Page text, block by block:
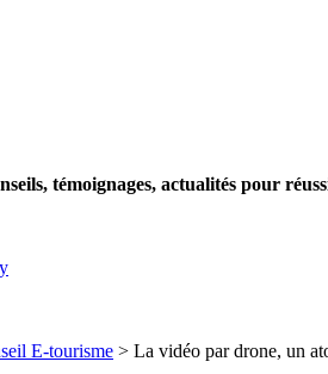
témoignages, actualités pour
E-tourisme > La vidéo par drone, un